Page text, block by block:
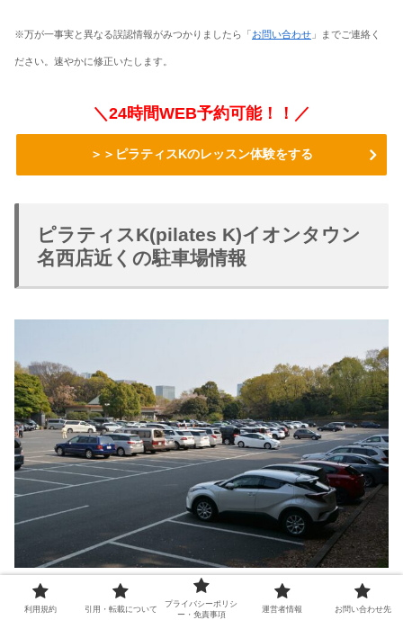
※万が一事実と異なる誤認情報がみつかりましたら「お問い合わせ 」までご連絡く
ださい。速やかに修正いたします。
＼24時間WEB予約可能！！／
＞＞ピラティスKのレッスン体験をする
ピラティスK(pilates K)イオンタウン
名西店近くの駐車場情報
駐車場 住所・料金
利用規約 引用・転載について
プライバシーポリシ
ー・免責事項
運営者情報 お問い合わせ先